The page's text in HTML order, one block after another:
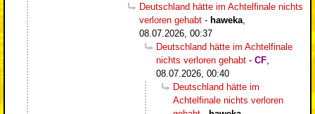
Deutschland hätte im Achtelfinale nichts
verloren gehabt - haweka
08.07.2026, 00:37
Deutschland hätte im Achtelfinale
nichts verloren gehabt - CF
08.07.2026, 00:40
Deutschland hätte im
Achtelfinale nichts verloren